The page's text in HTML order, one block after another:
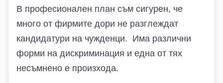
В професионален план съм сигурен, че
много от фирмите дори не разглеждат
кандидатури на чужденци. Има различни
форми на дискриминация и една от тях
несъмнено е произхода.